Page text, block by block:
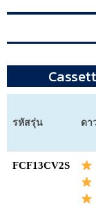
รหัสรุ่น ดา
FCF13CV2S